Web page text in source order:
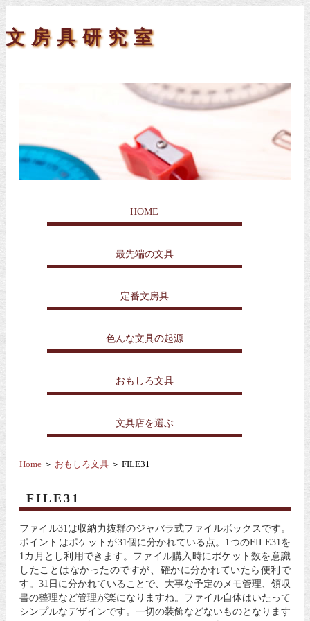
文房具研究室
HOME
最先端の文具
定番文房具
色んな文具の起源
おもしろ文具
文具店を選ぶ
Home ＞ おもしろ文具 ＞ FILE31
FILE31
ファイル31は収納力抜群のジャバラ式ファイルボックスです。
ポイントはポケットが31個に分かれている点。1つのFILE31を
1カ月とし利用できます。ファイル購入時にポケット数を意識
したことはなかったのですが、確かに分かれていたら便利で
す。31日に分かれていることで、大事な予定のメモ管理、領収
書の整理など管理が楽になりますね。ファイル自体はいたって
シンプルなデザインです。一切の装飾などないものとなります